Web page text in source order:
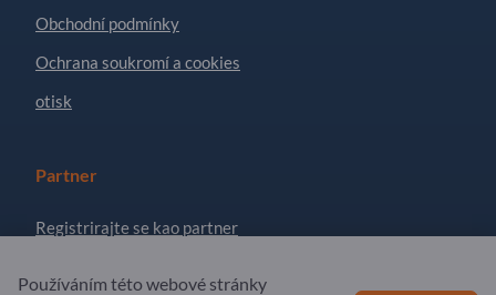
Obchodní podmínky
Ochrana soukromí a cookies
otisk
Partner
Registrirajte se kao partner
Používáním této webové stránky